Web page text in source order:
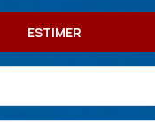
ESTIMER